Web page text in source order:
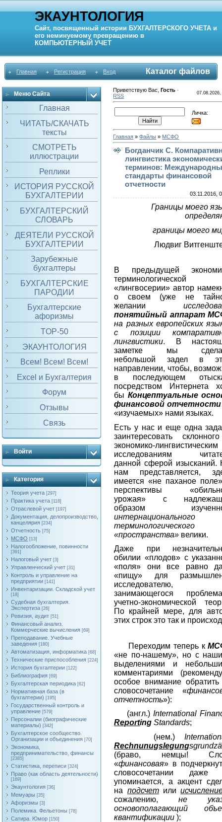
ЭКАУНТОЛОГИЯ
Сайт, посвященный истории БУХГАЛТЕРСКОГО УЧЕТА и
его неминуемому превращению в
КОМПЬЮТЕРНЫЙ УЧЕТ
Главная Регистрация Вход Каталог файлов
Меню Сайта
Главная
ЧИТАТЬ/СКАЧАТЬ
тексты
СМОТРЕТЬ
иллюстрации
Реплики
ИСТОРИЯ РУССКОЙ
БУХГАЛТЕРИИ
БУХГАЛТЕРСКИЙ
СЛОВАРЬ
ДЕЯТЕЛИ РУССКОЙ
БУХГАЛТЕРИИ
Зарубежные
бухгалтеры
БУХГАЛТЕРСКИЕ
ПАРОДИИ
Бухгалтерские
афоризмы
TOP-50
ЭКАУНТОЛОГИЯ
Всем! Всем! Всем!
Excel и Бухгалтерия
Форум
Отзывы
Связь
Войти
Категория
Теория учета [297]
Практика учета [118]
Отраслевой учет [197]
Документация, делопроизводство,
канцелярия [234]
Отчетность [75]
МСФО [13]
Налогообложение, повинности
[391]
Налоговый учет [3]
Управленческий учет [31]
Контроль и управление на
предприятии [141]
Инвентаризации. Складской учет
[18]
Судебная бухгалтерия.
Экспертиза [26]
Ревизия, аудит [51]
Финансовый анализ.
Коммерческие вычисления [69]
Преподавание. Учебные
заведения [180]
Автоматизация, информатика [68]
Технические приспособления [224]
История бухгалтерии [122]
Библиография [69]
Бухгалтерская периодика [62]
Нормативная база (в
бухгалтерии) [195]
Государственный контроль и
управление [579]
Персоналии (биографические
материалы) [342]
Бухгалтерское сообщество.
Организации и объединения [70]
Экономика,
предпринимательство, финансы
[2385]
Статистика, переписи [324]
Право (как область деятельности)
[169]
Экаунтология [36]
Мемуары [35]
Афоризмы [3]
Полемика. Фельетоны [78]
Сатира. Юмор [150]
Приветствую Вас ,Гость ·
RSS
07.08.2026,
Личка:
Главная »Файлы » МСФО
Богданчик С.
лингвистика
терминов:
стандарты финансовой
отчетности
03.11.2016,
Границы моего
границы моего
Людвиг
В предыдущей
терминологической
«лингвосерии» автор
о своем (уже не
желании
понятийный аппарат
на разных европейских
с
позиции
лингвистики. В
заметке мы
небольшой задел в
направлении, чтобы,
в последующем
посредством Интернета
бы Концептуальные
финансовой отчетности
«изучаемых» нами языках.
Есть у нас и еще одна
заинтересовать
экономико-лингвистическим
исследованиям
данной сферой изысканий.
нам представляется,
имеется «не паханое
перспективы
урожая» с
образом
интернационального
терминологического
«пространства» велики.
Даже при
обилии «плодов» с
«поля» они все равно
«пищу» для
исследователю,
занимающегося
учетно-экономической
По крайней мере, для
этих строк это так и
Переходим теперь к
«не по-нашему», но с
выделениями и
комментариями
особое внимание
словосочетание «
отчетность»):
(англ.)International
Reporting Standards;
(нем.)
Rechnunugslegung
(браво, немцы!
«финансовая» в
словосочетании даже
упоминается, а акцент
на подсчетили
сожалению,не
основополагающий
квантификации);